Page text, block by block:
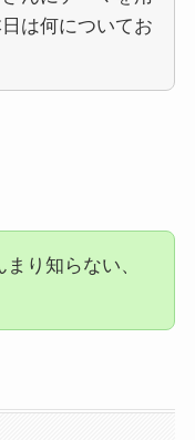
は何についてお
り知らない、